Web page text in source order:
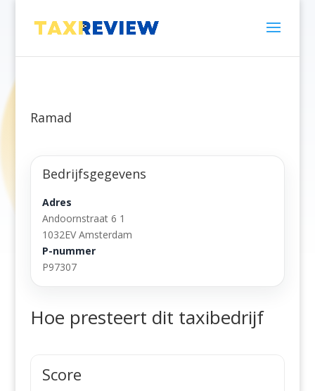
Ramad
Bedrijfsgegevens
Adres
Andoornstraat 6 1
1032EV Amsterdam
P-nummer
P97307
Hoe presteert dit taxibedrijf
Score